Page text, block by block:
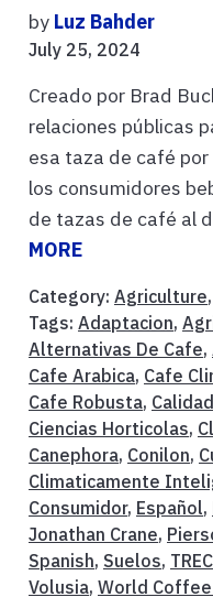
by Luz Bahder
July 25, 2024
Creado por Brad
relaciones públicas
esa taza de café por
los consumidores
de tazas de café al
MORE
Category: Agriculture,
Tags: Adaptacion,
Alternativas De Cafe,
Cafe Arabica, Cafe
Cafe Robusta,
Ciencias Horticolas,
Canephora, Conilon,
Climaticamente
Consumidor, Español,
Jonathan Crane,
Spanish, Suelos, TREC
Volusia, World Coffee